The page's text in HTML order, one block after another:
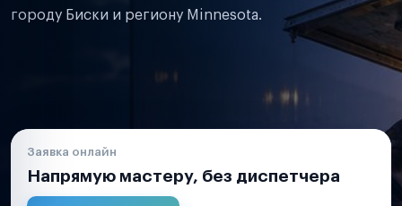
городу Биски и региону Minnesota.
Заявка онлайн
Напрямую мастеру, без диспетчера